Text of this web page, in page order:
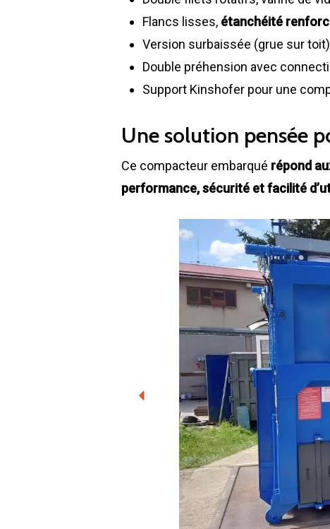
Flancs lisses, étanchéité
Version surbaissée (grue sur
Double préhension avec
Support Kinshofer pour une
Une solution pensée
Ce compacteur embarqué répond
performance, sécurité et facilité